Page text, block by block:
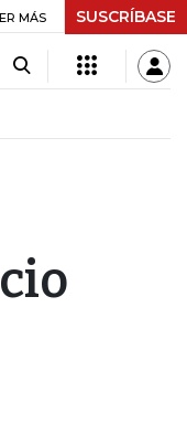
$ 416,86 +$ 0,05
MÁS SUSCRÍBASE